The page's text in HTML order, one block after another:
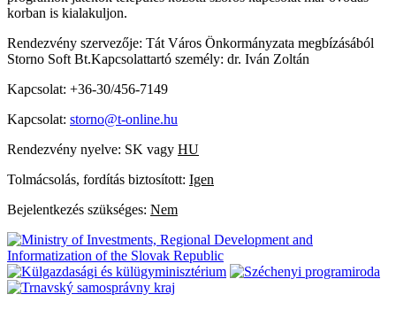
korban is kialakuljon.
Rendezvény szervezője: Tát Város Önkormányzata megbízásából
Storno Soft Bt.Kapcsolattartó személy: dr. Iván Zoltán
Kapcsolat: +36-30/456-7149
Kapcsolat: storno@t-online.hu
Rendezvény nyelve: SK vagy HU
Tolmácsolás, fordítás biztosított: Igen
Bejelentkezés szükséges: Nem